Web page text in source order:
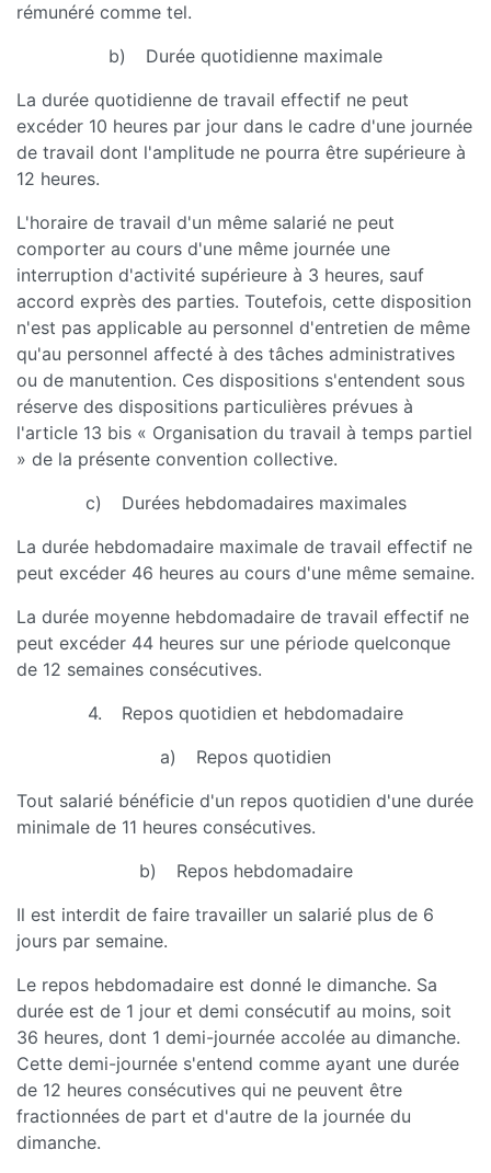
rémunéré comme tel.
b) Durée quotidienne maximale
La durée quotidienne de travail effectif ne peut
excéder 10 heures par jour dans le cadre d'une journée
de travail dont l'amplitude ne pourra être supérieure à
12 heures.
L'horaire de travail d'un même salarié ne peut
comporter au cours d'une même journée une
interruption d'activité supérieure à 3 heures, sauf
accord exprès des parties. Toutefois, cette disposition
n'est pas applicable au personnel d'entretien de même
qu'au personnel affecté à des tâches administratives
ou de manutention. Ces dispositions s'entendent sous
réserve des dispositions particulières prévues à
l'article 13 bis « Organisation du travail à temps partiel
» de la présente convention collective.
c) Durées hebdomadaires maximales
La durée hebdomadaire maximale de travail effectif ne
peut excéder 46 heures au cours d'une même semaine.
La durée moyenne hebdomadaire de travail effectif ne
peut excéder 44 heures sur une période quelconque
de 12 semaines consécutives.
4. Repos quotidien et hebdomadaire
a) Repos quotidien
Tout salarié bénéficie d'un repos quotidien d'une durée
minimale de 11 heures consécutives.
b) Repos hebdomadaire
Il est interdit de faire travailler un salarié plus de 6
jours par semaine.
Le repos hebdomadaire est donné le dimanche. Sa
durée est de 1 jour et demi consécutif au moins, soit
36 heures, dont 1 demi-journée accolée au dimanche.
Cette demi-journée s'entend comme ayant une durée
de 12 heures consécutives qui ne peuvent être
fractionnées de part et d'autre de la journée du
dimanche.